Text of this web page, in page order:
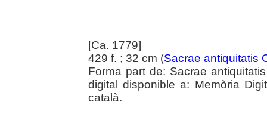
[Ca. 1779]
429 f. ; 32 cm (Sacrae antiquitatis
Forma part de: Sacrae
digital disponible a: Memòria
català.